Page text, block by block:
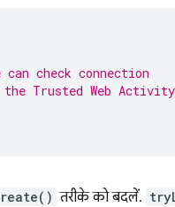
check connection
Trusted Web
तरीके को बदलें.